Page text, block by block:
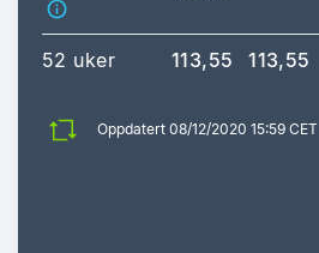
52 uker 113,55 113,55
Oppdatert 08/12/2020 15:59 CET